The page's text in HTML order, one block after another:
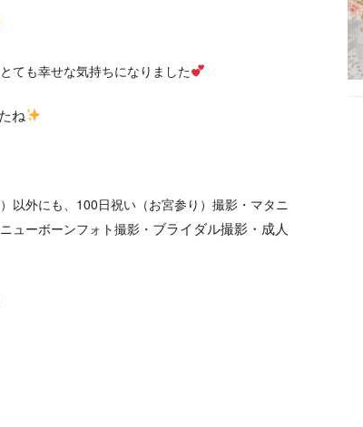
ても幸せな気持ちになりました
ね
以外にも、 100日祝い（お宮参り）撮影・マタニ
ューボーンフォト撮影・ ブライダル撮影・成人